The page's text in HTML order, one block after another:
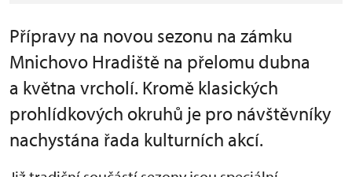
Přípravy na novou sezonu na zámku
Mnichovo Hradiště na přelomu dubna
a května vrcholí. Kromě klasických
prohlídkových okruhů je pro návštěvníky
nachystána řada kulturních akcí.